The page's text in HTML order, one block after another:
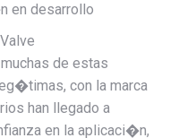
en desarrollo
de estas
con la marca
han llegado a
en la aplicaci�n,